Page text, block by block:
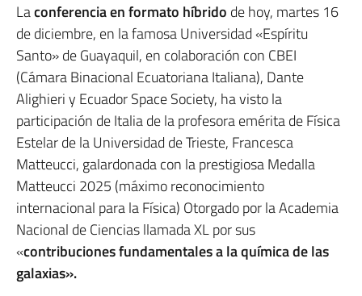
Laconferencia en formato híbrido de hoy, martes 16
de diciembre, en la famosa Universidad «Espíritu
Santo» de Guayaquil, en colaboración con CBEI
(Cámara Binacional Ecuatoriana Italiana), Dante
Alighieri y Ecuador Space Society, ha visto la
participación de Italia de la profesora emérita de Física
Estelar de la Universidad de Trieste, Francesca
Matteucci, galardonada con la prestigiosa Medalla
Matteucci 2025 (máximo reconocimiento
internacional para la Física) Otorgado por la Academia
Nacional de Ciencias llamada XL por sus
«contribuciones fundamentales a la química de las
galaxias».